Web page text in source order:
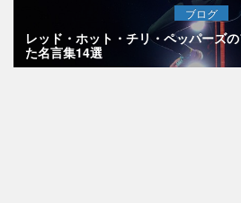
ブログ
レッド・ホット・チリ・ペッパーズ
た名言集14選